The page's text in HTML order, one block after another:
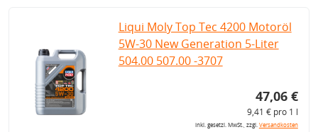
Liqui Moly Top Tec 4200 Motoröl
5W-30 New Generation 5-Liter
504.00 507.00 -3707
47,06 €
9,41 € pro 1 l
inkl. gesetzl. MwSt., zzgl.Versandkosten